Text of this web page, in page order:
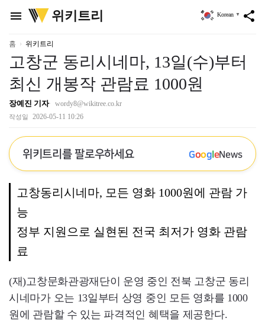
menu
위
키
리
위키트리 share
Korean ▼
홈 위키트리
고창군 동리시네마, 13일(수)부터
최신 개봉작 관람료 1000원
장예진 기자 wordy8@wikitree.co.kr
작성일 2026-05-11 10:26
위키트리를 팔로우하세요 GoogleNews
고창동리시네마, 모든 영화 1000원에 관람 가
능
정부 지원으로 실현된 전국 최저가 영화 관람
료
(재)고창문화관광재단이 운영 중인 전북 고창군 동리
시네마가 오는 13일부터 상영 중인 모든 영화를 1000
원에 관람할 수 있는 파격적인 혜택을 제공한다.